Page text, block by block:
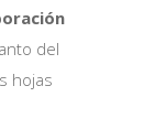
del
hojas